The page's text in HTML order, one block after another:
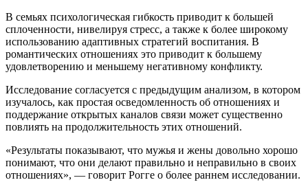
В семьях психологическая гибкость приводит к большей
сплоченности, нивелируя стресс, а также к более широкому
использованию адаптивных стратегий воспитания. В
романтических отношениях это приводит к большему
удовлетворению и меньшему негативному конфликту.
Исследование согласуется с предыдущим анализом, в котором
изучалось, как простая осведомленность об отношениях и
поддержание открытых каналов связи может существенно
повлиять на продолжительность этих отношений.
«Результаты показывают, что мужья и жены довольно хорошо
понимают, что они делают правильно и неправильно в своих
отношениях», — говорит Рогге о более раннем исследовании.